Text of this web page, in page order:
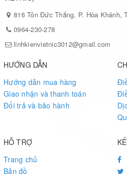
816 Tôn Đức Thắng, P. Hòa Khánh,
0964-230-278
linhkienvietnic3012@gmail.com
HƯỚNG DẪN
Hướng dẫn mua hàng
Giao nhận và thanh toán
Đổi trả và bảo hành
HỖ TRỢ
Trang chủ
Bản đồ